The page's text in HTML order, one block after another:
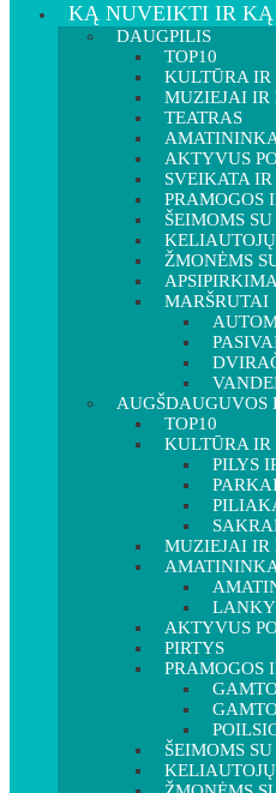
KĄ NUVEIKTI IR KĄ
DAUGPILIS
TOP10
KULTŪRA IR
MUZIEJAI IR
TEATRAS
AKTYVUS
SVEIKATA IR
PRAMOGOS
ŠEIMOMS
ŽMONĖMS
MARŠRUTAI
AUGŠDAUGUVOS
TOP10
KULTŪRA IR
PILYS
MUZIEJAI IR
AKTYVUS
PIRTYS
PRAMOGOS
ŠEIMOMS